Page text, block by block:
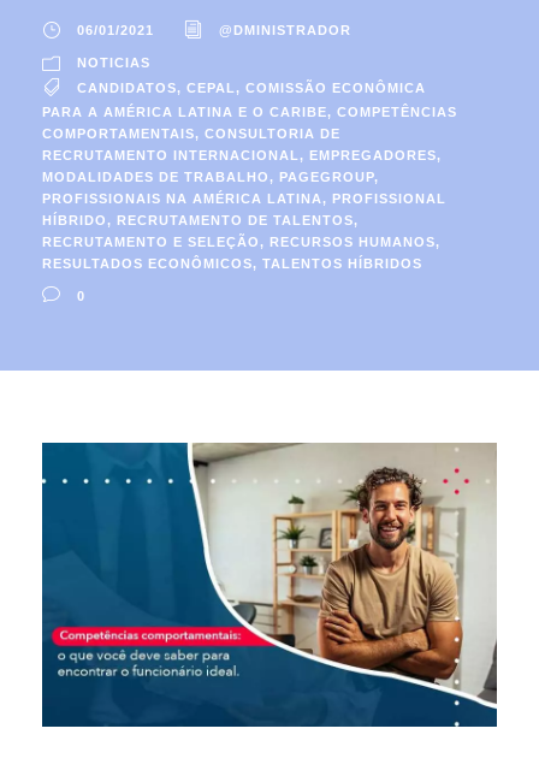
06/01/2021 @DMINISTRADOR
NOTICIAS
CANDIDATOS, CEPAL , COMISSÃO ECONÔMICA
PARA A AMÉRICA LATINA E O CARIBE, COMPETÊNCIAS
COMPORTAMENTAIS, CONSULTORIA DE
RECRUTAMENTO INTERNACIONAL , EMPREGADORES,
MODALIDADES DE TRABALHO , PAGEGROUP,
PROFISSIONAIS NA AMÉRICA LATINA , PROFISSIONAL
HÍBRIDO , RECRUTAMENTO DE TALENTOS,
RECRUTAMENTO E SELEÇÃO , RECURSOS HUMANOS,
RESULTADOS ECONÔMICOS, TALENTOS HÍBRIDOS
0